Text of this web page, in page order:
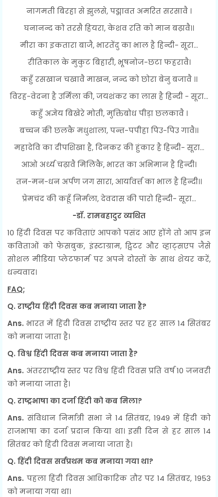
नागमती बिरहा से झुलसे, पद्मावत अमरित सरसावै ।
घनानन्द को तरसै हियरा, केशव रति को मान बढ़ावै।।
मीरा का इकतारा बाजै, भारतेंदु का भाल है हिन्दी- सूरा...
रीतिकाल के मुकुट बिहारी, भूषनोज-छटा फहरावै।
कहुँ रसखान चखावै माखन, नन्द को छोरा बेनु बजावै ।।
विरह-वेदना है उर्मिला की, जयशंकर का लास है हिन्दी - सूरा...
कहुँ अज्ञेय बिखेरे मोती, मुक्तिबोध पीड़ा छलकावै ।
बच्चन की छलकै मधुशाला, पन्त-पपीहा पिउ-पिउ गावै।।
महादेवि का दीपशिखा है, दिनकर की हुंकार है हिन्दी- सूरा...
आओ अर्ध्य चढ़ावै मिलिकै, भारत का अभिमान है हिन्दी।
तन-मन-धन अर्पण जग सारा, आर्यावर्त्त का भाल है हिन्दी।।
प्रेमचंद की कहूँ निर्मला, देवदास की पारो हिन्दी- सूरा...
-डॉ. रामबहादुर व्यथित
10 हिंदी दिवस पर कविताएं आपको पसंद आए होंगे तो आप इन
कविताओं को फेसबुक, इंस्टाग्राम, ट्विटर और व्हाट्सएप जैसे
सोशल मीडिया प्लेटफार्म पर अपने दोस्तों के साथ शेयर करें,
धन्यवाद।
FAQ;
Q. राष्ट्रीय हिंदी दिवस कब मनाया जाता है?
Ans. भारत में हिंदी दिवस राष्ट्रीय स्तर पर हर साल 14 सितंबर
को मनाया जाता है।
Q. विश्व हिंदी दिवस कब मनाया जाता है?
Ans. अंतरराष्ट्रीय स्तर पर विश्व हिंदी दिवस प्रति वर्ष 10 जनवरी
को मनाया जाता है।
Q. राष्ट्रभाषा का दर्जा हिंदी को कब मिला?
Ans. संविधान निर्मात्री सभा ने 14 सितंबर, 1949 में हिंदी को
राजभाषा का दर्जा प्रदान किया था। इसी दिन से हर साल 14
सितंबर को हिंदी दिवस मनाया जाता है।
Q. हिंदी दिवस सर्वप्रथम कब मनाया गया था?
Ans. पहला हिंदी दिवस आधिकारिक तौर पर 14 सितंबर, 1953
को मनाया गया था।